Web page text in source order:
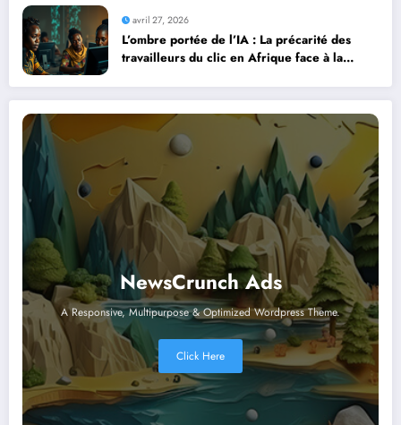
avril 27, 2026
L’ombre portée de l’IA : La précarité des
travailleurs du clic en Afrique face à la
NewsCrunch Ads
A Responsive, Multipurpose & Optimized Wordpress Theme.
Click Here